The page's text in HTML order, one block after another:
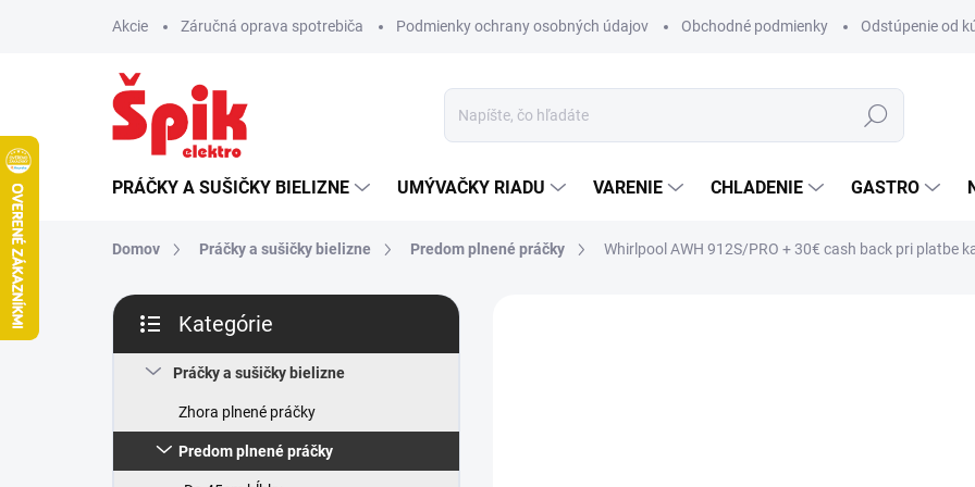
Akcie Záručná oprava spotrebiča Podmienky ochrany osobných údajov Obchodné podmienky Odstúpenie od
Hľadať
PRÁČKY A SUŠIČKY BIELIZNE UMÝVAČKY RIADU VARENIE CHLADENIE GASTRO
Domov Práčky a sušičky bielizne Predom plnené práčky Whirlpool AWH 912S/PRO + 30€ cash back pri platbe
B
č
p
n
kategórie
Kategórie
Práčky a sušičky bielizne
Zhora plnené práčky
Predom plnené práčky